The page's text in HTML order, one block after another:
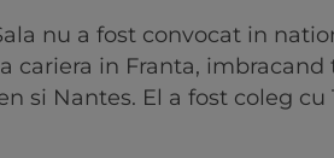
nu a fost convocat in
cariera in Franta,
si Nantes. El a fost coleg cu